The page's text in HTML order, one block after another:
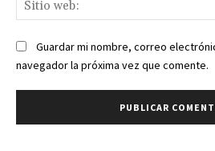
Guardar mi nombre, correo
navegador la próxima vez que comente.